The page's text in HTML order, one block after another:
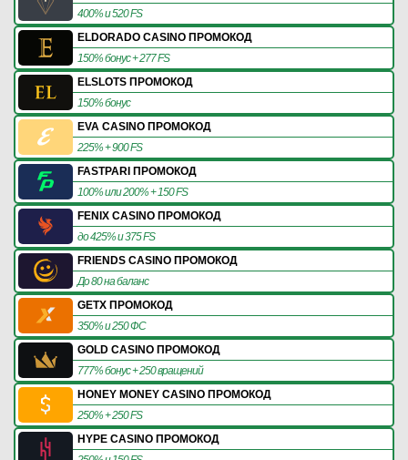
400% и 520 FS
ELDORADO CASINO ПРОМОКОД
150% бонус + 277 FS
ELSLOTS ПРОМОКОД
150% бонус
EVA CASINO ПРОМОКОД
225% + 900 FS
FASTPARI ПРОМОКОД
100% или 200% + 150 FS
FENIX CASINO ПРОМОКОД
до 425% и 375 FS
FRIENDS CASINO ПРОМОКОД
До 80 на баланс
GETX ПРОМОКОД
350% и 250 ФС
GOLD CASINO ПРОМОКОД
777% бонус + 250 вращений
HONEY MONEY CASINO ПРОМОКОД
250% + 250 FS
HYPE CASINO ПРОМОКОД